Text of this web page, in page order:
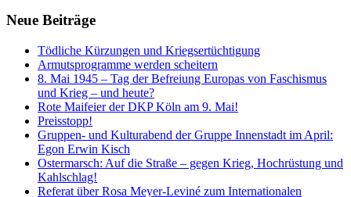
Neue Beiträge
Tödliche Kürzungen und Kriegsertüchtigung
Armutsprogramme werden scheitern
8. Mai 1945 – Tag der Befreiung Europas von Faschismus
und Krieg – und heute?
Rote Maifeier der DKP Köln am 9. Mai!
Preisstopp!
Gruppen- und Kulturabend der Gruppe Innenstadt im April:
Egon Erwin Kisch
Ostermarsch: Auf die Straße – gegen Krieg, Hochrüstung und
Kahlschlag!
Referat über Rosa Meyer-Leviné zum Internationalen